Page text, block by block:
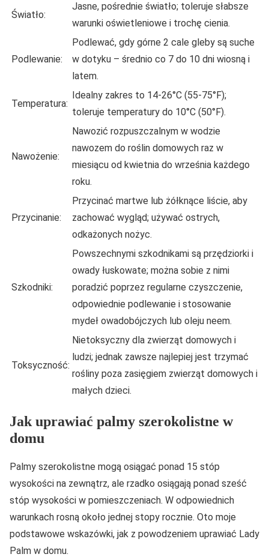
Światło:
Jasne, pośrednie światło; toleruje słabsze
warunki oświetleniowe i trochę cienia.
Podlewanie:
Podlewać, gdy górne 2 cale gleby są suche
w dotyku – średnio co 7 do 10 dni wiosną i
latem.
Temperatura:
Idealny zakres to 14-26°C (55-75°F);
toleruje temperatury do 10°C (50°F).
Nawożenie:
Nawozić rozpuszczalnym w wodzie
nawozem do roślin domowych raz w
miesiącu od kwietnia do września każdego
roku.
Przycinanie:
Przycinać martwe lub żółknące liście, aby
zachować wygląd; używać ostrych,
odkażonych nożyc.
Szkodniki:
Powszechnymi szkodnikami są przędziorki i
owady łuskowate; można sobie z nimi
poradzić poprzez regularne czyszczenie,
odpowiednie podlewanie i stosowanie
mydeł owadobójczych lub oleju neem.
Toksyczność:
Nietoksyczny dla zwierząt domowych i
ludzi; jednak zawsze najlepiej jest trzymać
rośliny poza zasięgiem zwierząt domowych i
małych dzieci.
Jak uprawiać palmy szerokolistne w
domu
Palmy szerokolistne mogą osiągać ponad 15 stóp
wysokości na zewnątrz, ale rzadko osiągają ponad sześć
stóp wysokości w pomieszczeniach. W odpowiednich
warunkach rosną około jednej stopy rocznie. Oto moje
podstawowe wskazówki, jak z powodzeniem uprawiać Lady
Palm w domu.